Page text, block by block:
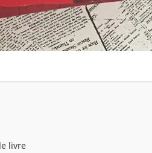
livre